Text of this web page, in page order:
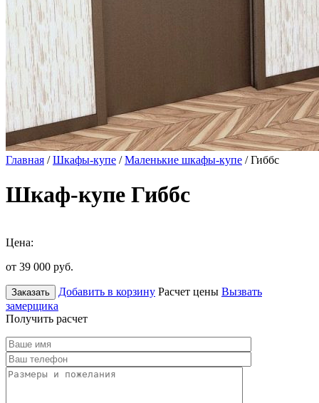
Главная /Шкафы-купе /Маленькие шкафы-купе / Гиббс
Шкаф-купе Гиббс
Цена:
от 39 000 руб.
Заказать Добавить в корзину Расчет цены Вызвать
замерщика
Получить расчет